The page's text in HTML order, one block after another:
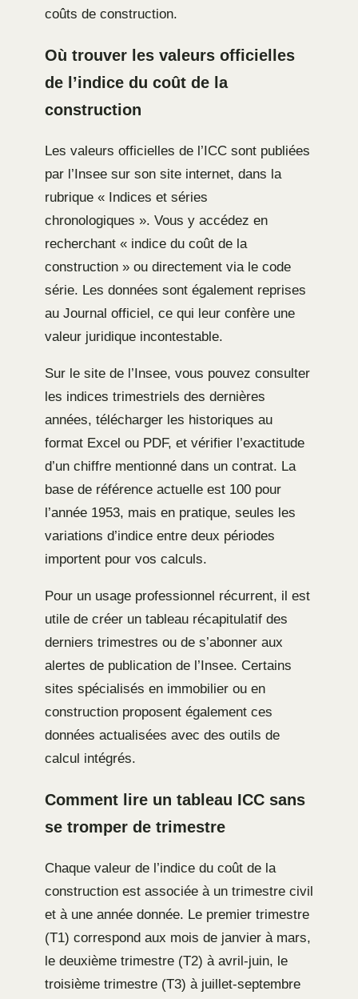
coûts de construction.
Où trouver les valeurs officielles
de l’indice du coût de la
construction
Les valeurs officielles de l’ICC sont publiées
par l’Insee sur son site internet, dans la
rubrique « Indices et séries
chronologiques ». Vous y accédez en
recherchant « indice du coût de la
construction » ou directement via le code
série. Les données sont également reprises
au Journal officiel, ce qui leur confère une
valeur juridique incontestable.
Sur le site de l’Insee, vous pouvez consulter
les indices trimestriels des dernières
années, télécharger les historiques au
format Excel ou PDF, et vérifier l’exactitude
d’un chiffre mentionné dans un contrat. La
base de référence actuelle est 100 pour
l’année 1953, mais en pratique, seules les
variations d’indice entre deux périodes
importent pour vos calculs.
Pour un usage professionnel récurrent, il est
utile de créer un tableau récapitulatif des
derniers trimestres ou de s’abonner aux
alertes de publication de l’Insee. Certains
sites spécialisés en immobilier ou en
construction proposent également ces
données actualisées avec des outils de
calcul intégrés.
Comment lire un tableau ICC sans
se tromper de trimestre
Chaque valeur de l’indice du coût de la
construction est associée à un trimestre civil
et à une année donnée. Le premier trimestre
(T1) correspond aux mois de janvier à mars,
le deuxième trimestre (T2) à avril-juin, le
troisième trimestre (T3) à juillet-septembre